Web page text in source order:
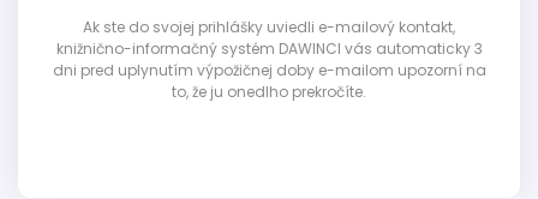
Ak ste do svojej prihlášky uviedli e-mailový kontakt,
knižnično-informačný systém DAWINCI vás automaticky 3
dni pred uplynutím výpožičnej doby e-mailom upozorní na
to, že ju onedlho prekročíte.